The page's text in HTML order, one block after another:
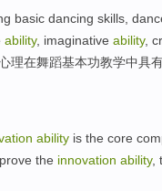
basic dancing skills
ability, imaginative ability,
理在舞蹈基本功教学中具
ability is the core
the innovation ability,